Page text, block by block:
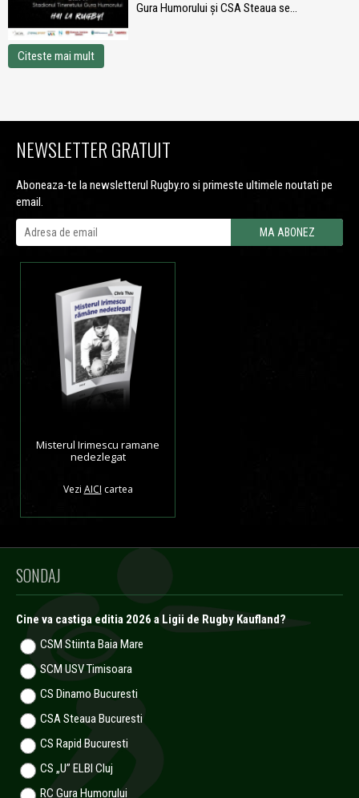
Gura Humorului și CSA Steaua se...
Citeste mai mult
NEWSLETTER GRATUIT
Aboneaza-te la newsletterul Rugby.ro si primeste ultimele noutati pe
email.
Misterul Irimescu ramane
nedezlegat
Vezi AICI cartea
SONDAJ
Cine va castiga editia 2026 a Ligii de Rugby Kaufland?
CSM Stiinta Baia Mare
SCM USV Timisoara
CS Dinamo Bucuresti
CSA Steaua Bucuresti
CS Rapid Bucuresti
CS „U” ELBI Cluj
RC Gura Humorului